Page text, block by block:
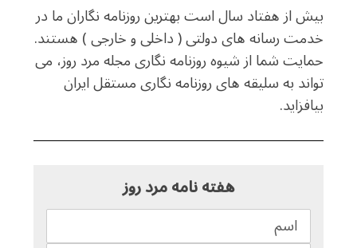
بیش از هفتاد سال است بهترین روزنامه نگاران ما در
خدمت رسانه های دولتی ( داخلی و خارجی ) هستند.
حمایت شما از شیوه روزنامه نگاری مجله مرد روز، می
تواند به سلیقه های روزنامه نگاری مستقل ایران
بیافزاید.
هفته نامه مرد روز